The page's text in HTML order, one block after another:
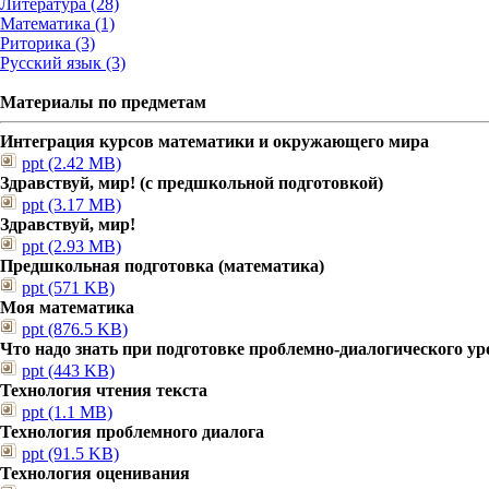
Литература (28)
Математика (1)
Риторика (3)
Русский язык (3)
Материалы по предметам
Интеграция курсов математики и окружающего мира
ppt (2.42 MB)
Здравствуй, мир! (с предшкольной подготовкой)
ppt (3.17 MB)
Здравствуй, мир!
ppt (2.93 MB)
Предшкольная подготовка (математика)
ppt (571 KB)
Моя математика
ppt (876.5 KB)
Что надо знать при подготовке проблемно-диалогического
ppt (443 KB)
Технология чтения текста
ppt (1.1 MB)
Технология проблемного диалога
ppt (91.5 KB)
Технология оценивания